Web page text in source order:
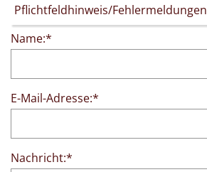
Name:*
E-Mail-Adresse:*
Nachricht:*